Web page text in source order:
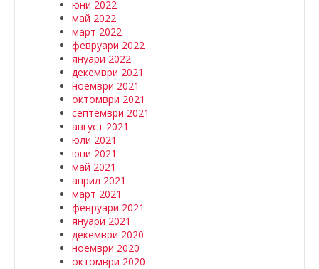
юни 2022
май 2022
март 2022
февруари 2022
януари 2022
декември 2021
ноември 2021
октомври 2021
септември 2021
август 2021
юли 2021
юни 2021
май 2021
април 2021
март 2021
февруари 2021
януари 2021
декември 2020
ноември 2020
октомври 2020